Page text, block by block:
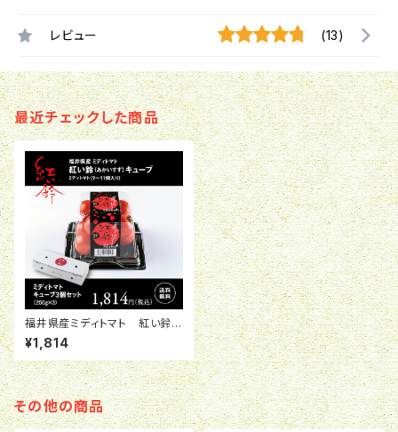
レビュー (13)
最近チェックした商品
福井県産ミディトマト 紅い鈴キ
ューブ 3個セット
¥1,814
その他の商品